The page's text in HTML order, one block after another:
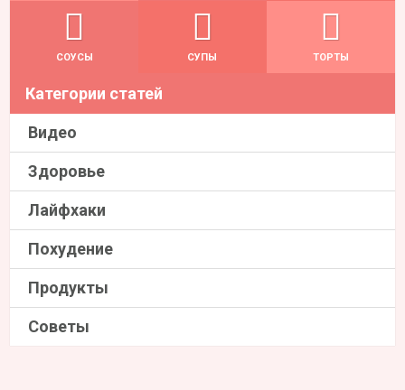
СОУСЫ СУПЫ ТОРТЫ
Категории статей
Видео
Здоровье
Лайфхаки
Похудение
Продукты
Советы